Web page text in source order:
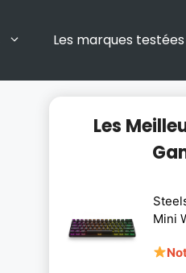
Les marques testées
Les
Mini